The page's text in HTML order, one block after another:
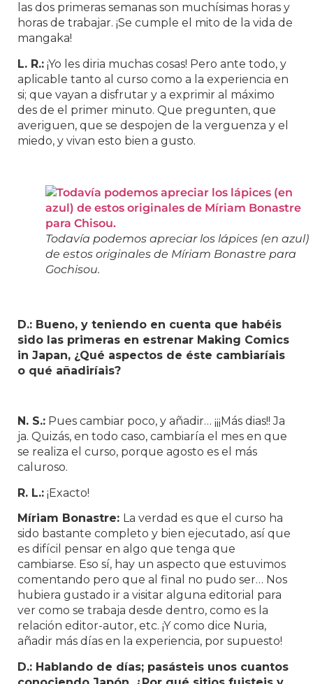
las dos primeras semanas son muchísimas horas y
horas de trabajar. ¡Se cumple el mito de la vida de
mangaka!
L. R.: ¡Yo les diria muchas cosas! Pero ante todo, y
aplicable tanto al curso como a la experiencia en
si; que vayan a disfrutar y a exprimir al máximo
des de el primer minuto. Que pregunten, que
averiguen, que se despojen de la verguenza y el
miedo, y vivan esto bien a gusto.
Todavía podemos apreciar los lápices (en azul)
de estos originales de Míriam Bonastre para
Gochisou.
D.: Bueno, y teniendo en cuenta que habéis
sido las primeras en estrenar Making Comics
in Japan, ¿Qué aspectos de éste cambiaríais
o qué añadiríais?
N. S.: Pues cambiar poco, y añadir… ¡¡¡Más dias!! Ja
ja. Quizás, en todo caso, cambiaría el mes en que
se realiza el curso, porque agosto es el más
caluroso.
R. L.: ¡Exacto!
Míriam Bonastre: La verdad es que el curso ha
sido bastante completo y bien ejecutado, así que
es difícil pensar en algo que tenga que
cambiarse. Eso sí, hay un aspecto que estuvimos
comentando pero que al final no pudo ser… Nos
hubiera gustado ir a visitar alguna editorial para
ver como se trabaja desde dentro, como es la
relación editor-autor, etc. ¡Y como dice Nuria,
añadir más días en la experiencia, por supuesto!
D.: Hablando de días; pasásteis unos cuantos